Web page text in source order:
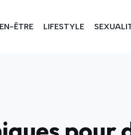
ÊTRE LIFESTYLE